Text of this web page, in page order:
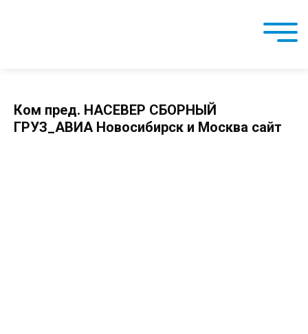
Ком пред. НАСЕВЕР СБОРНЫЙ
ГРУЗ_АВИА Новосибирск и Москва сайт